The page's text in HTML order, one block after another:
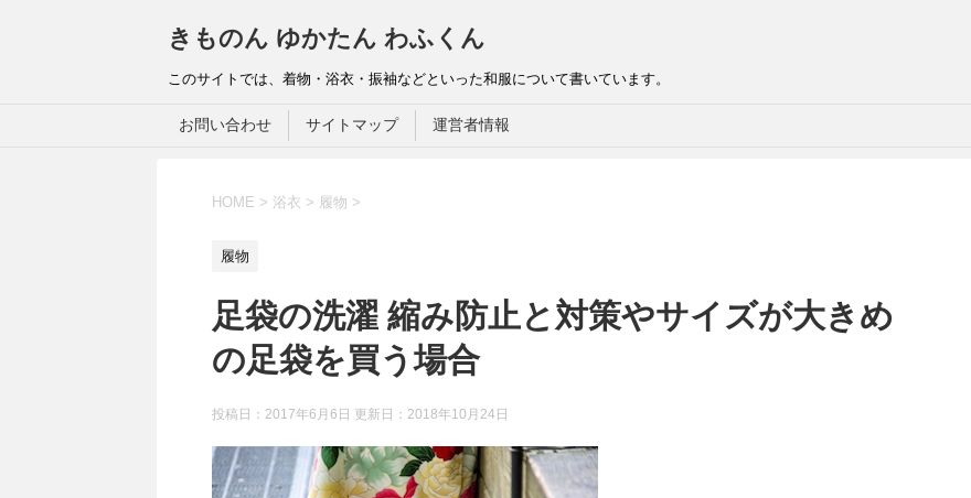
きものん ゆかたん わふくん
このサイトでは、着物・浴衣・振袖などといった和服について書いています。
お問い合わせ サイトマップ 運営者情報
HOME > 浴衣 > 履物 >
履物
足袋の洗濯 縮み防止と対策やサイズが大きめ
の足袋を買う場合
投稿日：2017年6月6日 更新日： 2018年10月24日